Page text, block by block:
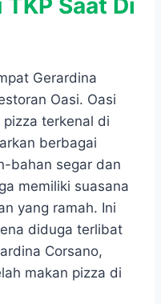
Saat Di
Gerardina
Oasi. Oasi
terkenal di
berbagai
bahan segar dan
memiliki suasana
yang ramah. Ini
diduga terlibat
Corsano,
makan pizza di